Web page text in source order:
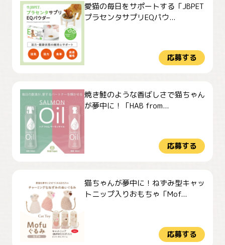
愛猫の毎日をサポートする「JBPET
プラセンタサプリEQパウ...
応募する
焼き鮭のような香ばしさで猫ちゃん
が夢中に！「HAB from...
応募する
猫ちゃんが夢中に！ねずみ型キャッ
トニップ入りおもちゃ「Mof...
応募する